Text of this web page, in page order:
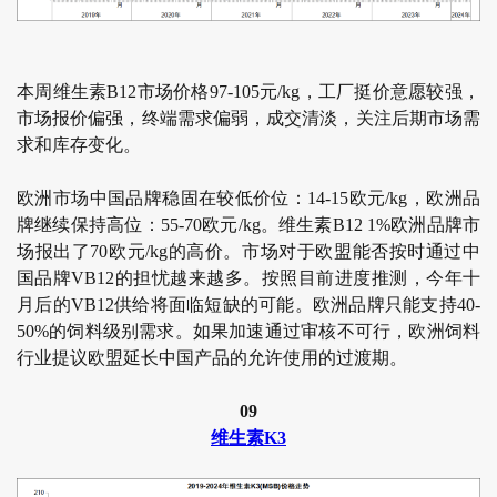
本周维生素B12市场价格97-105元/kg，工厂挺价意愿较强，
市场报价偏强，终端需求偏弱，成交清淡，关注后期市场需
求和库存变化。
欧洲市场中国品牌稳固在较低价位：14-15欧元/kg，欧洲品
牌继续保持高位：55-70欧元/kg。维生素B12 1%欧洲品牌市
场报出了70欧元/kg的高价。市场对于欧盟能否按时通过中
国品牌VB12的担忧越来越多。按照目前进度推测，今年十
月后的VB12供给将面临短缺的可能。欧洲品牌只能支持40-
50%的饲料级别需求。如果加速通过审核不可行，欧洲饲料
行业提议欧盟延长中国产品的允许使用的过渡期。
09
维生素K3